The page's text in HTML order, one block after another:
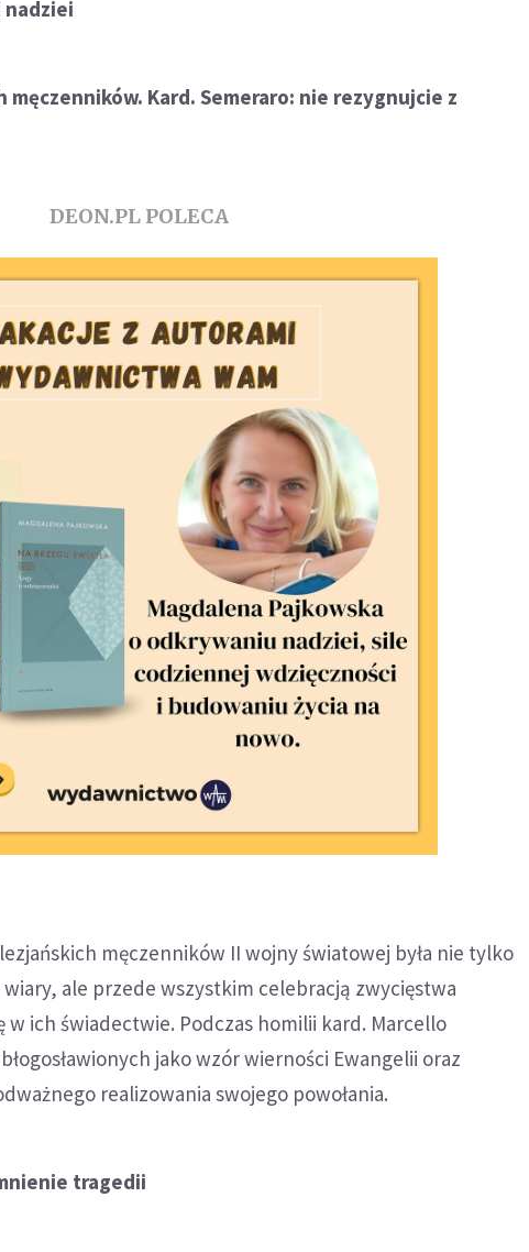
Kard. Semeraro: nie rezygnujcie z
DEON.PL POLECA
męczenników II wojny światowej była nie tylko
ale przede wszystkim celebracją zwycięstwa
w ich świadectwie. Podczas homilii kard. Marcello
jako wzór wierności Ewangelii oraz
realizowania swojego powołania.
tragedii